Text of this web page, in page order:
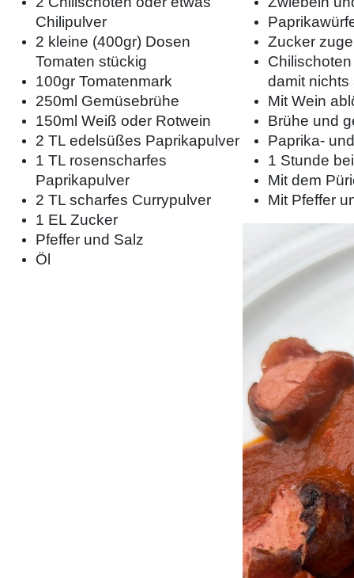
Chilipulver
2 kleine (400gr) Dosen
Tomaten stückig
100gr Tomatenmark
250ml Gemüsebrühe
150ml Weiß oder Rotwein
2 TL edelsüßes Paprikapulver
1 TL rosenscharfes
Paprikapulver
2 TL scharfes Currypulver
1 EL Zucker
Pfeffer und Salz
Öl
Zucker
damit nichts
Mit Wein
Brühe und
Paprika-
1 Stunde
Mit dem
Mit Pfeffer